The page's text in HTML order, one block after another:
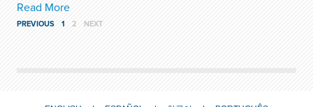
Read More
PREVIOUS 1 2 NEXT